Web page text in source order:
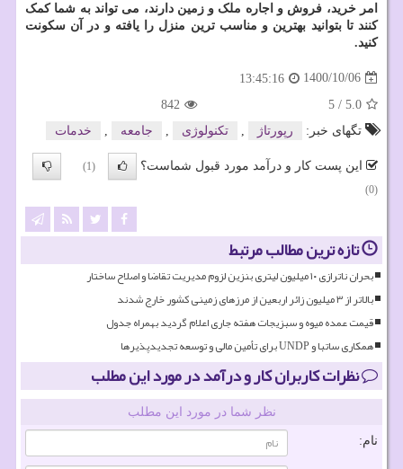
امر خرید، فروش و اجاره ملک و زمین دارند، می تواند به شما کمک
کنند تا بتوانید بهترین و مناسب ترین منزل را یافته و در آن سکونت
کنید.
1400/10/06
13:45:16
5.0
/
5
842
تگهای خبر:
رپورتاژ تكنولوژی جامعه خدمات
این پست کار و درآمد مورد قبول شماست؟
(1)
(0)
تازه ترین مطالب مرتبط
بحران ناترازی ۱۰ میلیون لیتری بنزین لزوم مدیریت تقاضا و اصلاح ساختار
بالاتر از ۳ میلیون زائر اربعین از مرزهای زمینی کشور خارج شدند
قیمت عمده میوه و سبزیجات هفته جاری اعلام گردید بهمراه جدول
همکاری ساتبا و UNDP برای تأمین مالی و توسعه تجدیدپذیرها
نظرات کاربران کار و درآمد در مورد این مطلب
نظر شما در مورد این مطلب
نام: